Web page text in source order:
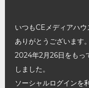
いつもCEメディアハ
ありがとうございます。
2024年2月26日をもっ
しました。
ソーシャルログインを